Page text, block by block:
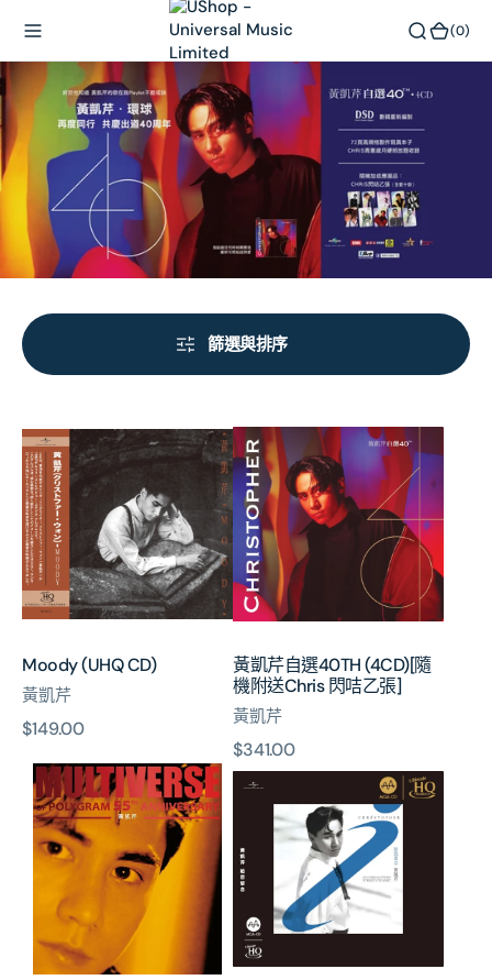
(0)
篩選與排序
Moody
(UHQ
CD)
Moody (UHQ CD)
黃凱芹
原
$149.00
黃
凱
芹
自
選
40TH
(4CD)
[隨
機
送
Chris
閃
咭
乙
張]
黃凱芹自選40TH (4CD)[隨
機附送Chris 閃咭乙張]
黃凱芹
原
價
$341.00
MULTIVERSE
OF
POLYGRAM
55TH
ANNIVERSARY
凱
給
念
(MQA-
UHQCD)
(日
本
壓